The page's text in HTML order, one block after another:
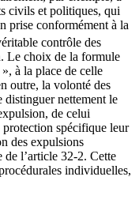
civils et politiques, qui
prise conformément à la
contrôle des
Le choix de la formule
à la place de celle
outre, la volonté des
distinguer nettement le
de celui
spécifique leur
des expulsions
de l’article 32-2. Cette
individuelles,